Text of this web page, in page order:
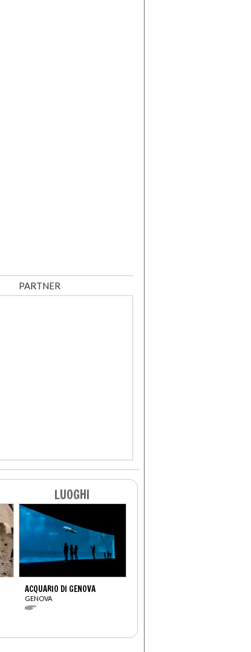
PARTNER
LUOGHI
ACQUARIO DI GENOVA
GENOVA